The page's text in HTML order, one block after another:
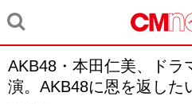
AKB48・本田仁美、ドラ
演。AKB48に恩を返した